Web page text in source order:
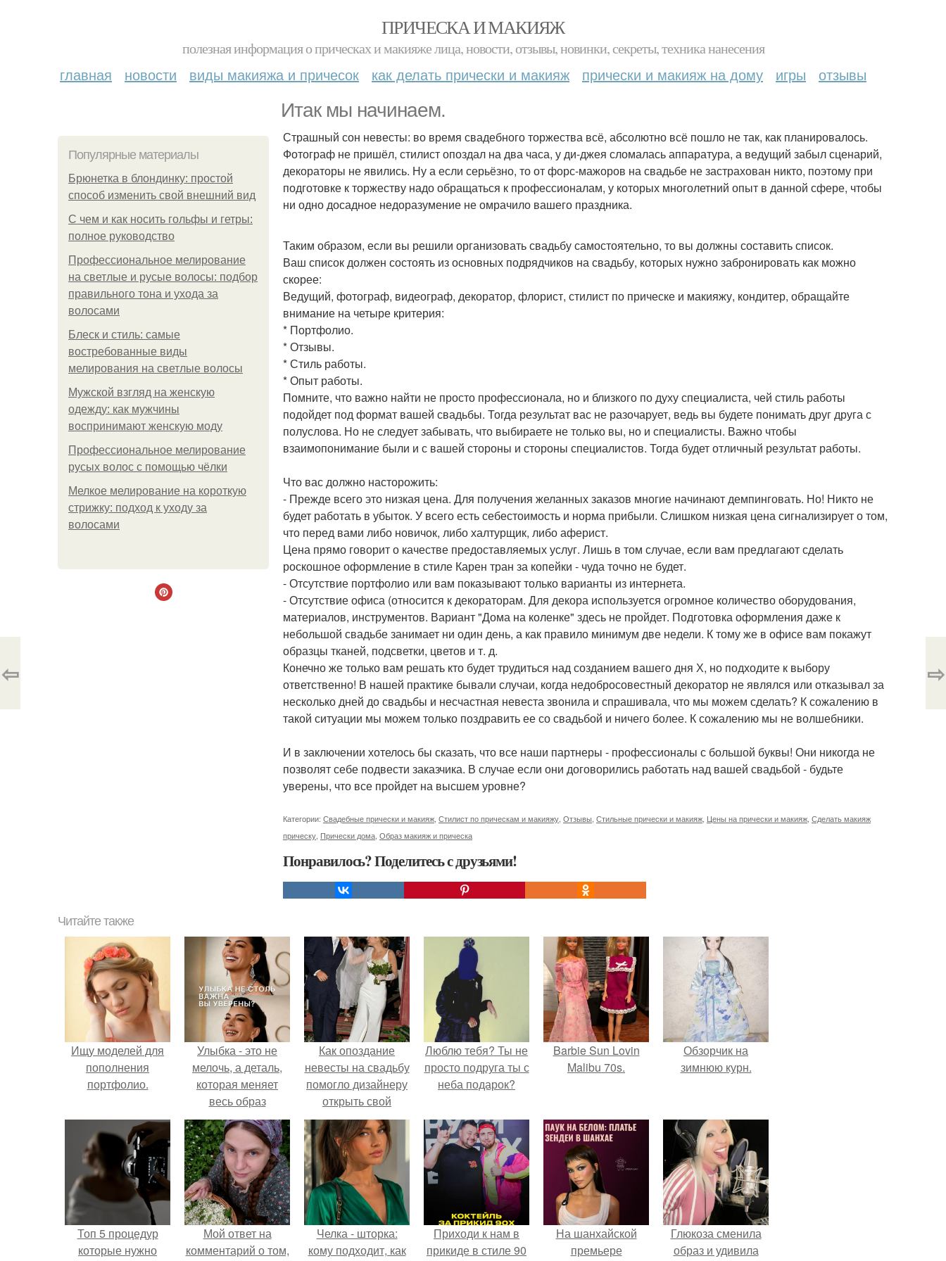
ПРИЧЕСКА И МАКИЯЖ
полезная информация о прическах и макияже лица, новости, отзывы, новинки, секреты, техника нанесения
главная новости виды макияжа и причесок как делать прически и макияж прически и макияж на дому игры отзывы
Итак мы начинаем.
Популярные материалы
Брюнетка в блондинку: простой
способ изменить свой внешний вид
С чем и как носить гольфы и гетры:
полное руководство
Профессиональное мелирование
на светлые и русые волосы: подбор
правильного тона и ухода за
волосами
Блеск и стиль: самые
востребованные виды
мелирования на светлые волосы
Мужской взгляд на женскую
одежду: как мужчины
воспринимают женскую моду
Профессиональное мелирование
русых волос с помощью чёлки
Мелкое мелирование на короткую
стрижку: подход к уходу за
волосами
Страшный сон невесты: во время свадебного торжества всё, абсолютно всё пошло не так, как планировалось.
Фотограф не пришёл, стилист опоздал на два часа, у ди-джея сломалась аппаратура, а ведущий забыл сценарий,
декораторы не явились. Ну а если серьёзно, то от форс-мажоров на свадьбе не застрахован никто, поэтому при
подготовке к торжеству надо обращаться к профессионалам, у которых многолетний опыт в данной сфере, чтобы
ни одно досадное недоразумение не омрачило вашего праздника.
Таким образом, если вы решили организовать свадьбу самостоятельно, то вы должны составить список.
Ваш список должен состоять из основных подрядчиков на свадьбу, которых нужно забронировать как можно
скорее:
Ведущий, фотограф, видеограф, декоратор, флорист, стилист по прическе и макияжу, кондитер, обращайте
внимание на четыре критерия:
* Портфолио.
* Отзывы.
* Стиль работы.
* Опыт работы.
Помните, что важно найти не просто профессионала, но и близкого по духу специалиста, чей стиль работы
подойдет под формат вашей свадьбы. Тогда результат вас не разочарует, ведь вы будете понимать друг друга с
полуслова. Но не следует забывать, что выбираете не только вы, но и специалисты. Важно чтобы
взаимопонимание были и с вашей стороны и стороны специалистов. Тогда будет отличный результат работы.
Что вас должно насторожить:
- Прежде всего это низкая цена. Для получения желанных заказов многие начинают демпинговать. Но! Никто не
будет работать в убыток. У всего есть себестоимость и норма прибыли. Слишком низкая цена сигнализирует о том,
что перед вами либо новичок, либо халтурщик, либо аферист.
Цена прямо говорит о качестве предоставляемых услуг. Лишь в том случае, если вам предлагают сделать
роскошное оформление в стиле Карен тран за копейки - чуда точно не будет.
- Отсутствие портфолио или вам показывают только варианты из интернета.
- Отсутствие офиса (относится к декораторам. Для декора используется огромное количество оборудования,
материалов, инструментов. Вариант "Дома на коленке" здесь не пройдет. Подготовка оформления даже к
небольшой свадьбе занимает ни один день, а как правило минимум две недели. К тому же в офисе вам покажут
образцы тканей, подсветки, цветов и т. д.
Конечно же только вам решать кто будет трудиться над созданием вашего дня Х, но подходите к выбору
ответственно! В нашей практике бывали случаи, когда недобросовестный декоратор не являлся или отказывал за
несколько дней до свадьбы и несчастная невеста звонила и спрашивала, что мы можем сделать? К сожалению в
такой ситуации мы можем только поздравить ее со свадьбой и ничего более. К сожалению мы не волшебники.
И в заключении хотелось бы сказать, что все наши партнеры - профессионалы с большой буквы! Они никогда не
позволят себе подвести заказчика. В случае если они договорились работать над вашей свадьбой - будьте
уверены, что все пройдет на высшем уровне?
Категории: Свадебные прически и макияж Стилист по прическам и макияжу Отзывы Стильные прически и макияж Цены на прически и макияж Сделать макияж
прическу Прически дома Образ макияж и прическа
Понравилось? Поделитесь с друзьями!
⇦ ⇨
Читайте также
Ищу моделей для
пополнения
портфолио.
Улыбка - это не
мелочь, а деталь,
которая меняет
весь образ
человека.
Как опоздание
невесты на свадьбу
помогло дизайнеру
открыть свой
бренд.
Люблю тебя? Ты не
просто подруга ты с
неба подарок?
Barbie Sun Lovin
Malibu 70s.
Обзорчик на
зимнюю курн.
Топ 5 процедур
которые нужно
Мой ответ на
комментарий о том,
Челка - шторка:
кому подходит, как
Приходи к нам в
прикиде в стиле 90
На шанхайской
премьере
Глюкоза сменила
образ и удивила